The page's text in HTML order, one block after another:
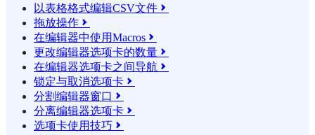
以表格格式编辑CSV文件 
拖放操作 
在编辑器中使用Macros 
更改编辑器选项卡的数量 
在编辑器选项卡之间导航 
锁定与取消选项卡 
分割编辑器窗口 
分离编辑器选项卡 
选项卡使用技巧 